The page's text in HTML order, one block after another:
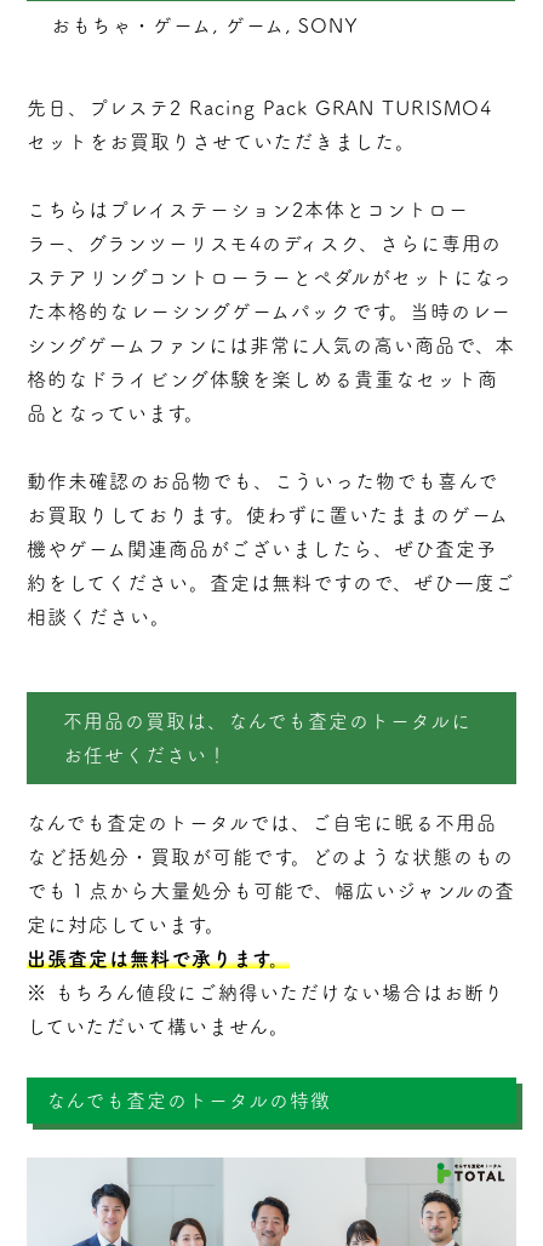
おもちゃ・ゲーム, ゲーム, SONY
先日、プレステ2 Racing Pack GRAN TURISMO4
セットをお買取りさせていただきました。
こちらはプレイステーション2本体とコントロー
ラー、グランツーリスモ4のディスク、さらに専用の
ステアリングコントローラーとペダルがセットになっ
た本格的なレーシングゲームパックです。当時のレー
シングゲームファンには非常に人気の高い商品で、本
格的なドライビング体験を楽しめる貴重なセット商
品となっています。
動作未確認のお品物でも、こういった物でも喜んで
お買取りしております。使わずに置いたままのゲーム
機やゲーム関連商品がございましたら、ぜひ査定予
約をしてください。査定は無料ですので、ぜひ一度ご
相談ください。
不用品の買取は、なんでも査定のトータルに
お任せください！
なんでも査定のトータルでは、ご自宅に眠る不用品
など括処分・ 買取 が可能です。どのような状態のもの
でも１点から大量処分も可能で、幅広いジャンルの査
定に対応しています。
出張査定は無料で承ります。
※ もちろん値段にご納得いただけない場合はお断り
していただいて構いません。
なんでも査定のトータルの特徴